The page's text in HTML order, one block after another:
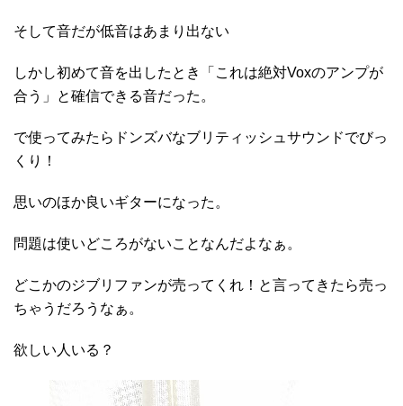
そして音だが低音はあまり出ない
しかし初めて音を出したとき「これは絶対Voxのアンプが
合う」と確信できる音だった。
で使ってみたらドンズバなブリティッシュサウンドでびっ
くり！
思いのほか良いギターになった。
問題は使いどころがないことなんだよなぁ。
どこかのジブリファンが売ってくれ！と言ってきたら売っ
ちゃうだろうなぁ。
欲しい人いる？